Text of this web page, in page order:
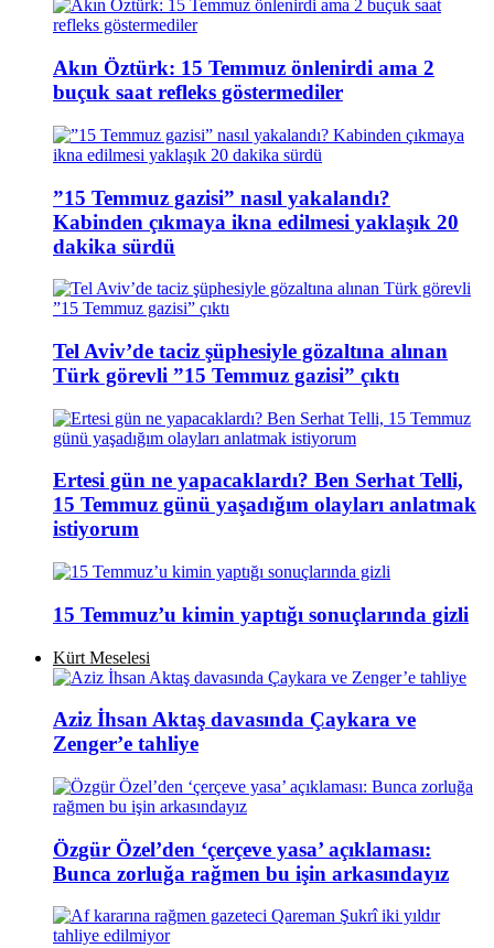
Akın Öztürk: 15 Temmuz önlenirdi ama 2
buçuk saat refleks göstermediler
”15 Temmuz gazisi” nasıl yakalandı?
Kabinden çıkmaya ikna edilmesi yaklaşık 20
dakika sürdü
Tel Aviv’de taciz şüphesiyle gözaltına alınan
Türk görevli ”15 Temmuz gazisi” çıktı
Ertesi gün ne yapacaklardı? Ben Serhat Telli,
15 Temmuz günü yaşadığım olayları anlatmak
istiyorum
15 Temmuz’u kimin yaptığı sonuçlarında gizli
Kürt Meselesi
Aziz İhsan Aktaş davasında Çaykara ve
Zenger’e tahliye
Özgür Özel’den ‘çerçeve yasa’ açıklaması:
Bunca zorluğa rağmen bu işin arkasındayız